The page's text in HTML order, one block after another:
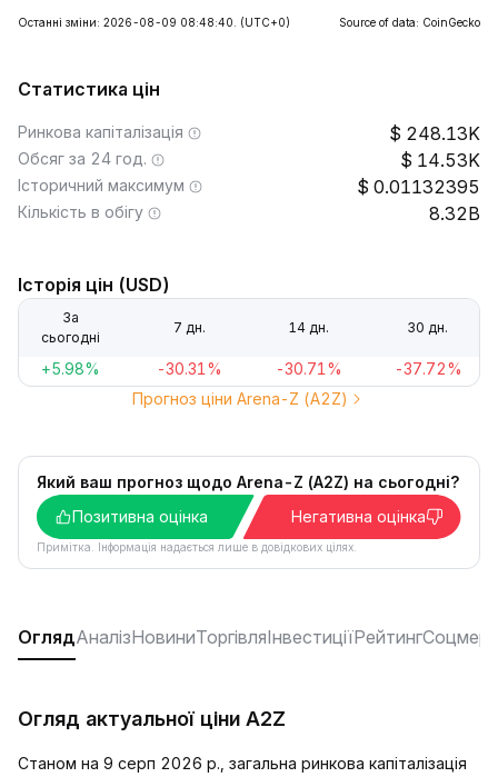
Останні зміни: 2026-08-09 08:48:40. (UTC+0) Source of data: CoinGecko
Статистика цін
Ринкова капіталізація 248.13K
Обсяг за 24 год. 14.53K
Історичний максимум 0.01132395
Кількість в обігу 8.32B
Історія цін (USD)
За
сьогодні
7 дн. 14 дн. 30 дн.
+5.98% -30.31% -30.71%
-37.72%
Прогноз ціни Arena-Z (A2Z)
Який ваш прогноз щодо Arena-Z (A2Z) на сьогодні?
Позитивна оцінка
Негативна оцінка
Примітка. Інформація надається лише в довідкових цілях.
ОглядАналізНовиниТоргівляІнвестиціїРейтинг
Огляд актуальної ціни A2Z
Станом на 9 серп 2026 р., загальна ринкова капіталізація